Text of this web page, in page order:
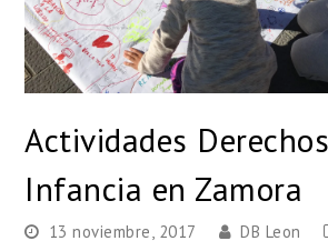
Actividades
Infancia en Zamora
13 noviembre, 2017 DB Leon